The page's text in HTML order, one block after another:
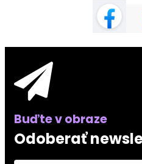
Odoberať